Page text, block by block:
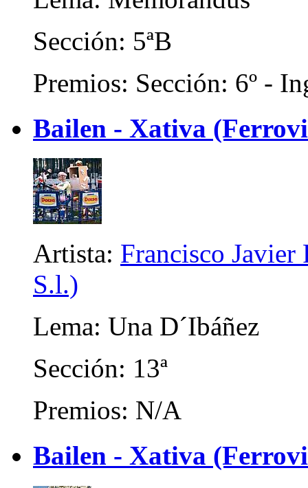
Sección: 5ªB
Premios: Sección: 6º -
Bailen - Xativa
Artista: Francisco Javier
S.l.)
Lema: Una D´Ibáñez
Sección: 13ª
Premios: N/A
Bailen - Xativa